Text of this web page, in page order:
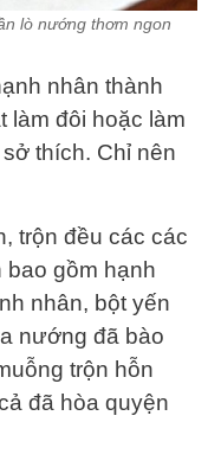
lò nướng thơm ngon
nhân thành
làm đôi hoặc làm
thích. Chỉ nên
trộn đều các các
bao gồm hạnh
nhân, bột yến
nướng đã bào
trộn hỗn
đã hòa quyện